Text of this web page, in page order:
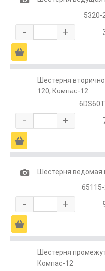
5320-
- +
Ä
Шестерня
120, Компас-12
- +
Ä
1
Шестерня ведомая
- +
Ä
Шестерня
Компас-12